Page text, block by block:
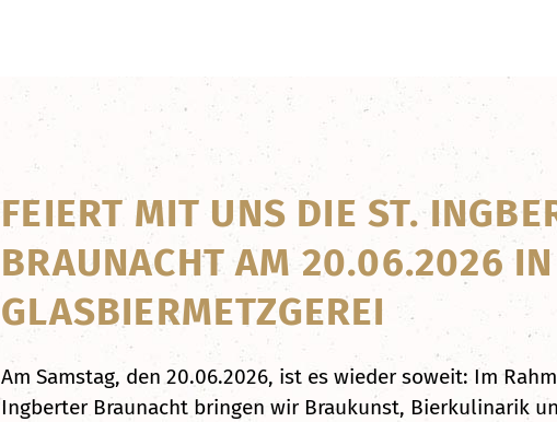
FEIERT MIT UNS DIE ST.
BRAUNACHT AM 20.06.2026 IN
GLASBIERMETZGEREI
Am Samstag, den 20.06.2026, ist es wieder soweit: Im
Ingberter Braunacht bringen wir Braukunst, Bierkulinarik